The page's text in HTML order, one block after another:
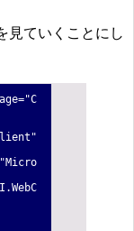
見ていくことにし